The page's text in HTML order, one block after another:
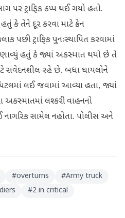
પર ટ્રાફિક ઠપ્પ થઈ ગયો હતો.
કે તેને દૂર કરવા માટે ક્રેન
પછી ટ્રાફિક પુનઃસ્થાપિત કરવામાં
હતું કે જ્યાં અકસ્માત થયો છે તે
સંવેદનશીલ રહે છે. બધા ઘાયલોને
લઈ જવામાં આવ્યા હતા, જ્યાં
લશ્કરી વાહનનો
સામેલ નહોતા. પોલીસ અને
#overturns #Army truck
#2 in critical